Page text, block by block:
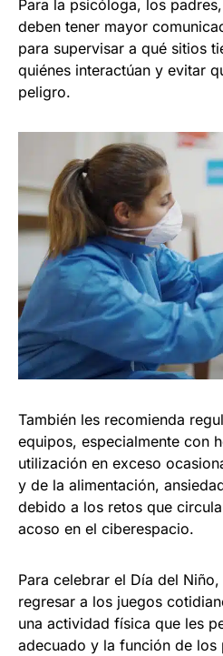
Para la psicóloga, los
deben tener mayor
para supervisar a qué sitios
quiénes interactúan y evitar
peligro.
También les recomienda
equipos, especialmente con
utilización en exceso
y de la alimentación,
debido a los retos que
acoso en el ciberespacio.
Para celebrar el Día del
regresar a los juegos
una actividad física que les
adecuado y la función de los